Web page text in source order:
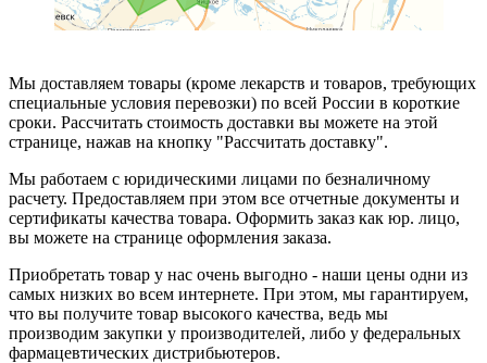
Мы доставляем товары (кроме лекарств и товаров, требующих
специальные условия перевозки) по всей России в короткие
сроки. Рассчитать стоимость доставки вы можете на этой
странице, нажав на кнопку "Рассчитать доставку".
Мы работаем с юридическими лицами по безналичному
расчету. Предоставляем при этом все отчетные документы и
сертификаты качества товара. Оформить заказ как юр. лицо,
вы можете на странице оформления заказа.
Приобретать товар у нас очень выгодно - наши цены одни из
самых низких во всем интернете. При этом, мы гарантируем,
что вы получите товар высокого качества, ведь мы
производим закупки у производителей, либо у федеральных
фармацевтических дистрибьютеров.